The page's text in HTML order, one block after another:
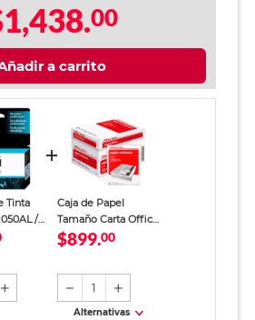
00
a carrito
Tinta
/
/
Caja de Papel
Tamaño Carta Office
Depot Blanco 5000
$899.00
1
Alternativas